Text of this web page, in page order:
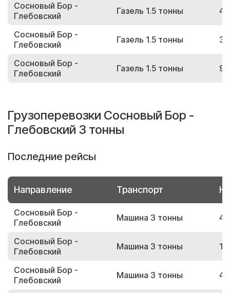
Сосновый Бор -
Глебовский
Газель 1.5 тонны
Сосновый Бор -
Глебовский
Газель 1.5 тонны
Сосновый Бор -
Глебовский
Газель 1.5 тонны
Грузоперевозки Сосновый Бор -
Глебовский 3 тонны
Последние рейсы
Направление Транспорт
Сосновый Бор -
Глебовский
Машина 3 тонны
Сосновый Бор -
Глебовский
Машина 3 тонны
Сосновый Бор -
Глебовский
Машина 3 тонны